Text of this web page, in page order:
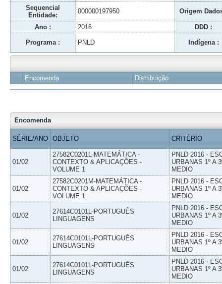
Sequencial
Entidade:
000000197950 Origem
Ano : 2016 DDD :
Programa : PNLD Indígena :
Encomenda Distribuição
Encomenda
SÉRIE/ANO OBJETO CRITÉRIO
01/02
27582C0201L-MATEMÁTICA -
CONTEXTO & APLICAÇÕES -
VOLUME 1
PNLD 2016 -
URBANAS 1º A
MEDIO
01/02
27582C0201M-MATEMÁTICA -
CONTEXTO & APLICAÇÕES -
VOLUME 1
PNLD 2016 -
URBANAS 1º A
MEDIO
01/02
27614C0101L-PORTUGUÊS
LINGUAGENS
PNLD 2016 -
URBANAS 1º A
MEDIO
01/02
27614C0101L-PORTUGUÊS
LINGUAGENS
PNLD 2016 -
URBANAS 1º A
MEDIO
01/02
27614C0101L-PORTUGUÊS
LINGUAGENS
PNLD 2016 -
URBANAS 1º A
MEDIO